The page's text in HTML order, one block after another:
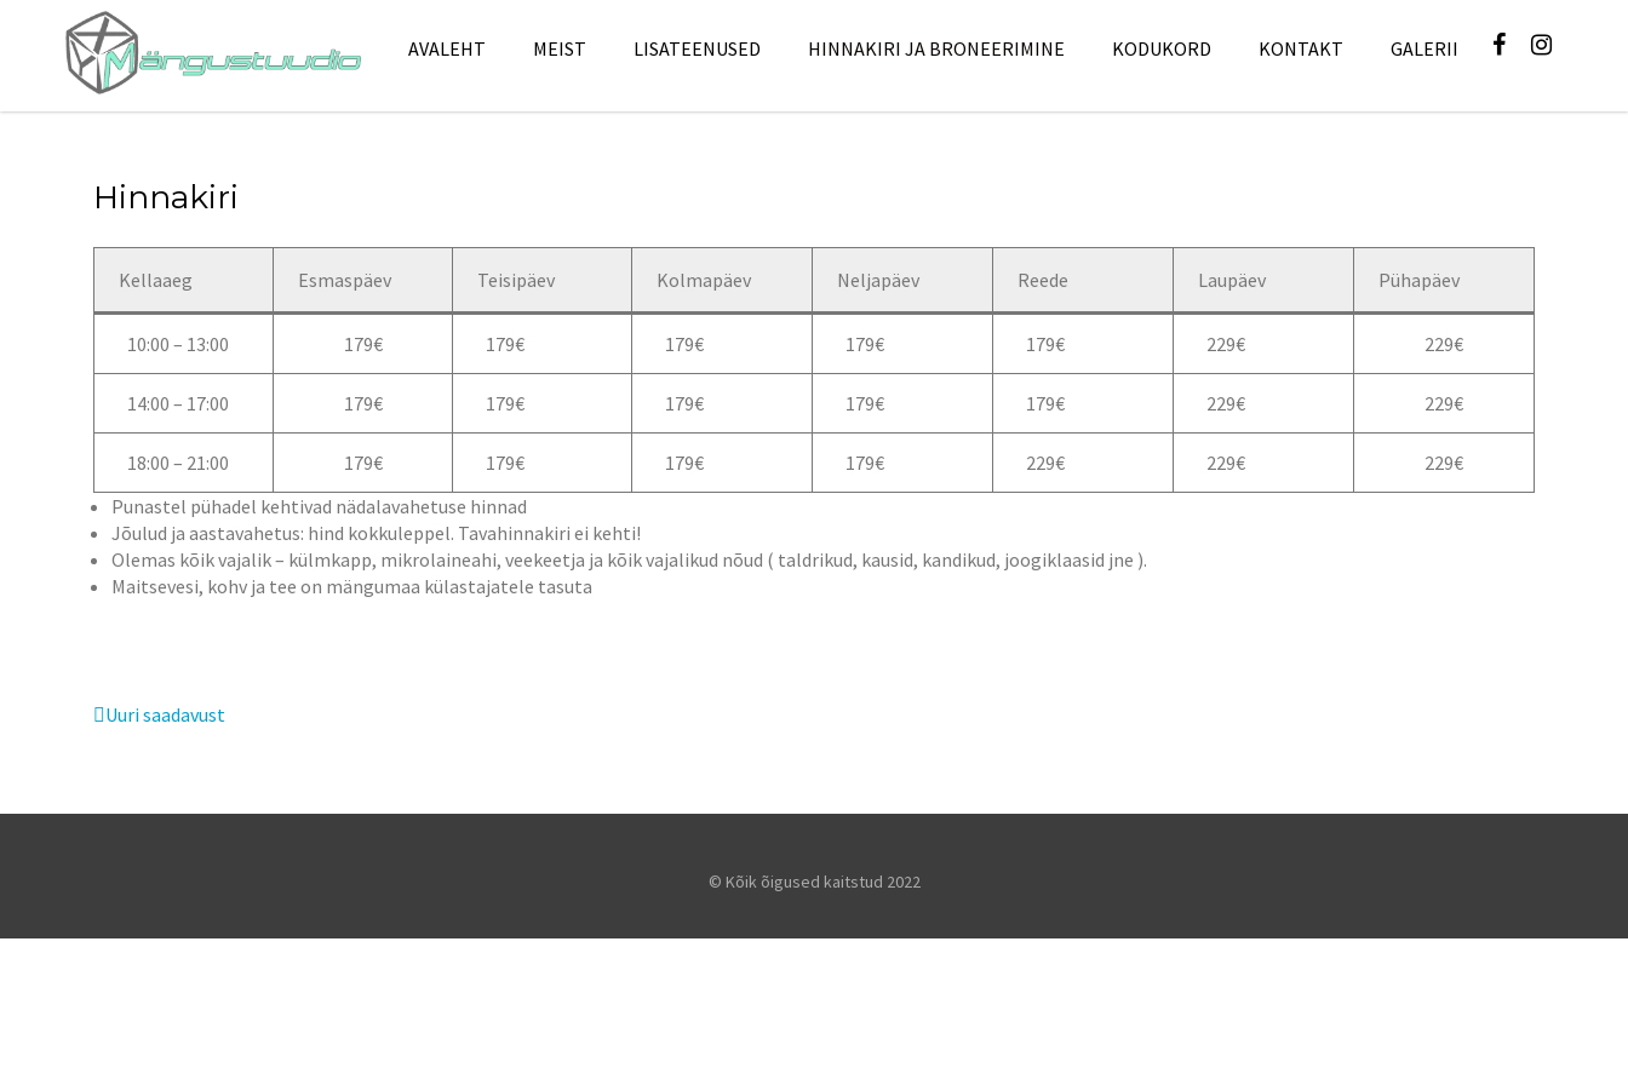
AVALEHT MEIST LISATEENUSED HINNAKIRI JA BRONEERIMINE KODUKORD KONTAKT GALERII
Hinnakiri
Kellaaeg Esmaspäev Teisipäev Kolmapäev Neljapäev Reede Laupäev Pühapäev
10:00 – 13:00 179€ 179€ 179€ 179€ 179€ 229€ 229€
14:00 – 17:00 179€ 179€ 179€ 179€ 179€ 229€ 229€
18:00 – 21:00 179€ 179€ 179€ 179€ 229€ 229€
229€
Punastel pühadel kehtivad nädalavahetuse hinnad
Jõulud ja aastavahetus: hind kokkuleppel. Tavahinnakiri ei kehti!
Olemas kõik vajalik – külmkapp, mikrolaineahi, veekeetja ja kõik vajalikud nõud ( taldrikud, kausid, kandikud, joogiklaasid jne ).
Maitsevesi, kohv ja tee on mängumaa külastajatele tasuta
Uuri saadavust
© Kõik õigused kaitstud 2022